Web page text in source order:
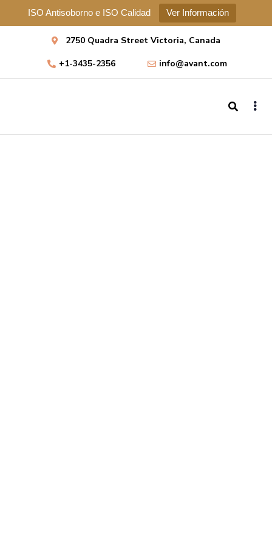
ISO Antisoborno e ISO Calidad Ver Información
2750 Quadra Street Victoria, Canada
+1-3435-2356
info@avant.com